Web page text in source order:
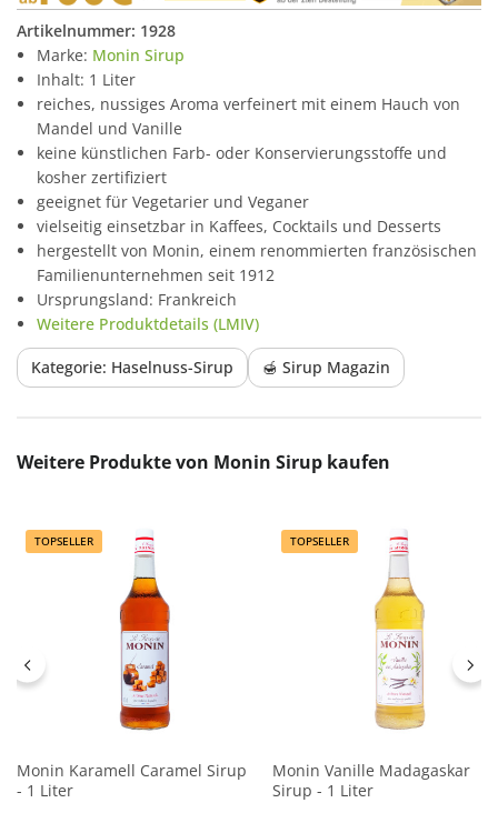
Artikelnummer: 1928
Marke: Monin Sirup
Inhalt: 1 Liter
reiches, nussiges Aroma verfeinert mit einem Hauch von
Mandel und Vanille
keine künstlichen Farb- oder Konservierungsstoffe und
kosher zertifiziert
geeignet für Vegetarier und Veganer
vielseitig einsetzbar in Kaffees, Cocktails und Desserts
hergestellt von Monin, einem renommierten französischen
Familienunternehmen seit 1912
Ursprungsland: Frankreich
Weitere Produktdetails (LMIV)
Kategorie: Haselnuss-Sirup 🍯 Sirup Magazin
Produktgalerie überspringen
Weitere Produkte von Monin Sirup kaufen
TOPSELLER
Monin Karamell Caramel Sirup
- 1 Liter
TOPSELLER
Monin Vanille Madagaskar
Sirup - 1 Liter